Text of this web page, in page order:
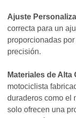
Ajuste
correcta para un
proporcionadas
precisión.
Materiales de Alta
motociclista
duraderos como el
solo ofrecen una